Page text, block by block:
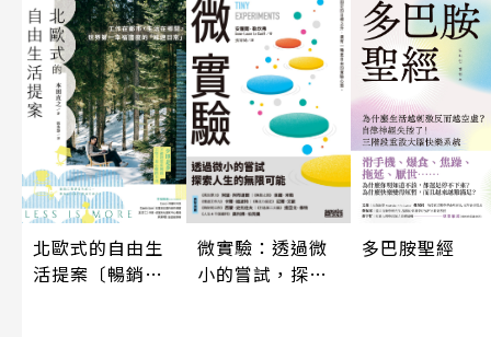
北歐式的自由生
活提案〔暢銷新
微實驗：透過微
小的嘗試，探索
多巴胺聖經